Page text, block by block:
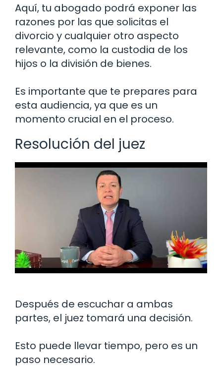
Aquí, tu abogado podrá exponer las
razones por las que solicitas el
divorcio y cualquier otro aspecto
relevante, como la custodia de los
hijos o la división de bienes.
Es importante que te prepares para
esta audiencia, ya que es un
momento crucial en el proceso.
Resolución del juez
Después de escuchar a ambas
partes, el juez tomará una decisión.
Esto puede llevar tiempo, pero es un
paso necesario.